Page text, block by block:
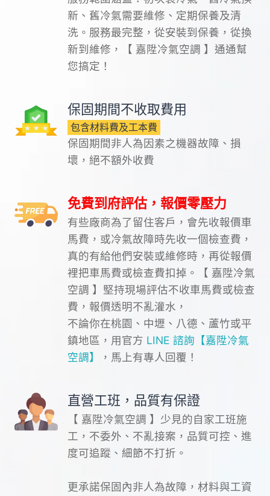
新、舊冷氣需要維修、定期保養及清
洗。服務最完整，從安裝到保養，從換
新到維修，【 嘉陞冷氣空調 】通通幫
您搞定！
保固期間不收取費用
包含材料費及工本費
保固期間非人為因素之機器故障、損
壞，絕不額外收費
免費到府評估，報價零壓力
有些廠商為了留住客戶，會先收報價車
馬費，或冷氣故障時先收一個檢查費，
真的有給他們安裝或維修時，再從報價
裡把車馬費或檢查費扣掉。【 嘉陞冷氣
空調 】堅持現場評估不收車馬費或檢查
費，報價透明不亂灌水，
不論你在桃園、中壢、八德、蘆竹或平
鎮地區，用官方 LINE 諮詢【嘉陞冷氣
空調】
，馬上有專人回覆！
直營工班，品質有保證
【 嘉陞冷氣空調 】少見的自家工班施
工，不委外、不亂接案，品質可控、進
度可追蹤、細節不打折。
更承諾保固內非人為故障，材料與工資